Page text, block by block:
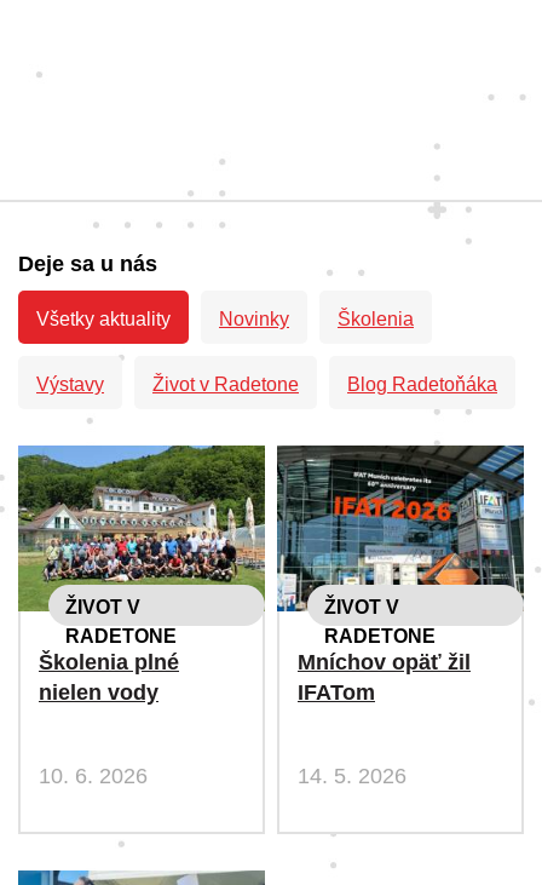
Deje sa u nás
Všetky aktuality Novinky Školenia
Výstavy Život v Radetone Blog Radetoňáka
ŽIVOT V
RADETONE
Školenia plné
nielen vody
10. 6. 2026
ŽIVOT V
RADETONE
Mníchov opäť žil
IFATom
14. 5. 2026